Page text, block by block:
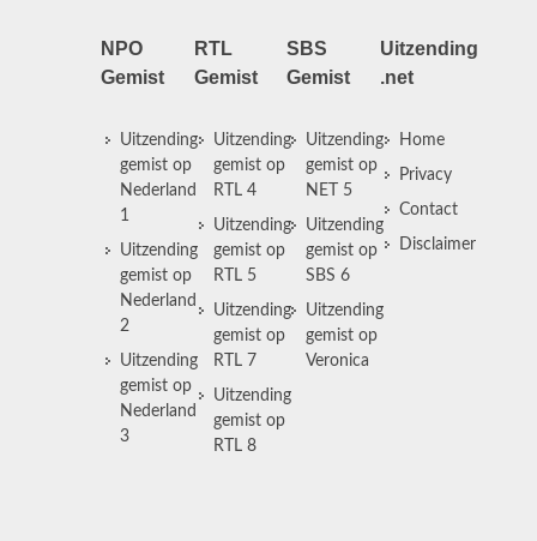
NPO
Gemist
Uitzending
gemist op
Nederland
1
Uitzending
gemist op
Nederland
2
Uitzending
gemist op
Nederland
3
RTL
Gemist
Uitzending
gemist op
RTL 4
Uitzending
gemist op
RTL 5
Uitzending
gemist op
RTL 7
Uitzending
gemist op
RTL 8
SBS
Gemist
Uitzending
gemist op
NET 5
Uitzending
gemist op
SBS 6
Uitzending
gemist op
Veronica
Uitzending
.net
Home
Privacy
Contact
Disclaimer